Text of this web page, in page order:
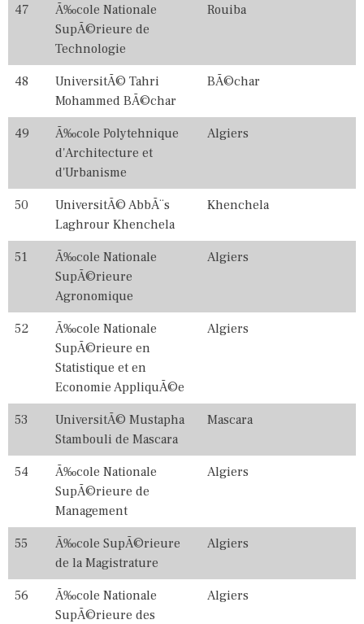
47
Ã‰cole Nationale
SupÃ©rieure de
Technologie
Rouiba
48
UniversitÃ© Tahri
Mohammed BÃ©char
BÃ©char
49
Ã‰cole Polytehnique
d'Architecture et
d'Urbanisme
Algiers
50
UniversitÃ© AbbÃ¨s
Laghrour Khenchela
Khenchela
51
Ã‰cole Nationale
SupÃ©rieure
Agronomique
Algiers
52
Ã‰cole Nationale
SupÃ©rieure en
Statistique et en
Economie AppliquÃ©e
Algiers
53
UniversitÃ© Mustapha
Stambouli de Mascara
Mascara
54
Ã‰cole Nationale
SupÃ©rieure de
Management
Algiers
55
Ã‰cole SupÃ©rieure
de la Magistrature
Algiers
56
Ã‰cole Nationale
SupÃ©rieure des
Algiers